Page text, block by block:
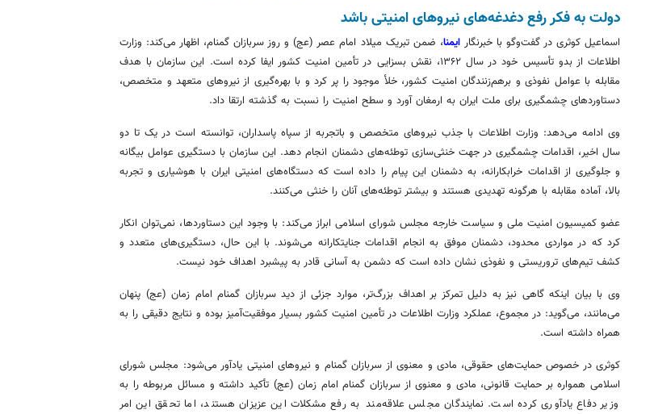
دولت به فکر رفع دغدغه‌های نیروهای امنیتی باشد
اسماعیل کوثری در گفت‌وگو با خبرنگار ایمنا، ضمن تبریک میلاد امام عصر (عج) و روز سربازان گمنام، اظهار می‌کند: وزارت
اطلاعات از بدو تأسیس خود در سال ۱۳۶۲، نقش بسزایی در تأمین امنیت کشور ایفا کرده است. این سازمان با هدف
مقابله با عوامل نفوذی و برهم‌زنندگان امنیت کشور، خلأ موجود را پر کرد و با بهره‌گیری از نیروهای متعهد و متخصص،
دستاوردهای چشمگیری برای ملت ایران به ارمغان آورد و سطح امنیت را نسبت به گذشته ارتقا داد.
وی ادامه می‌دهد: وزارت اطلاعات با جذب نیروهای متخصص و باتجربه از سپاه پاسداران، توانسته است در یک تا دو
سال اخیر، اقدامات چشمگیری در جهت خنثی‌سازی توطئه‌های دشمنان انجام دهد. این سازمان با دستگیری عوامل بیگانه
و جلوگیری از اقدامات خرابکارانه، به دشمنان این پیام را داده است که دستگاه‌های امنیتی ایران با هوشیاری و تجربه
بالا، آماده مقابله با هرگونه تهدیدی هستند و بیشتر توطئه‌های آنان را خنثی می‌کنند.
عضو کمیسیون امنیت ملی و سیاست خارجه مجلس شورای اسلامی ابراز می‌کند: با وجود این دستاوردها، نمی‌توان انکار
کرد که در مواردی محدود، دشمنان موفق به انجام اقداماتجنایتکارانه می‌شوند. با این حال، دستگیری‌های متعدد و
کشف تیم‌های تروریستی و نفوذی نشان داده است که دشمن به آسانی قادر به پیشبرد اهداف خود نیست.
وی با بیان اینکه گاهی نیز به دلیل تمرکز بر اهداف بزرگ‌تر، موارد جزئی از دید سربازان گمنام امام زمان (عج) پنهان
می‌مانند، می‌گوید: در مجموع، عملکرد وزارت اطلاعات در تأمین امنیت کشور بسیار موفقیت‌آمیز بوده و نتایج دقیقی را به
همراه داشته است.
کوثری در خصوص حمایت‌های حقوقی، مادی و معنوی از سربازان گمنام و نیروهای امنیتی یادآور می‌شود: مجلس شورای
اسلامی همواره بر حمایت قانونی، مادی و معنوی از سربازان گمنام امام زمان (عج) تأکید داشته و مسائل مربوطه را به
وزیر دفاع یادآوری کرده است. نمایندگان مجلس علاقه‌مند به رفع مشکلات این عزیزان هستند، اما تحقق این امر